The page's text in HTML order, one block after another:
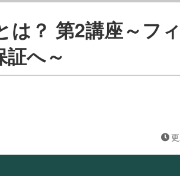
？ 第2講座～フ
へ～